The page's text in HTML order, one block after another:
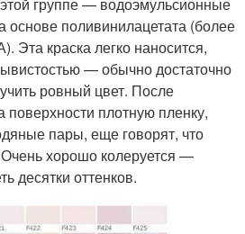
Краска для покраски
основе поливинилацетата (более
Эта краска легко наносится,
— обычно достаточно
ровный цвет. После
плотную пленку,
пары, еще говорят, что
хорошо колеруется —
десятки оттенков.